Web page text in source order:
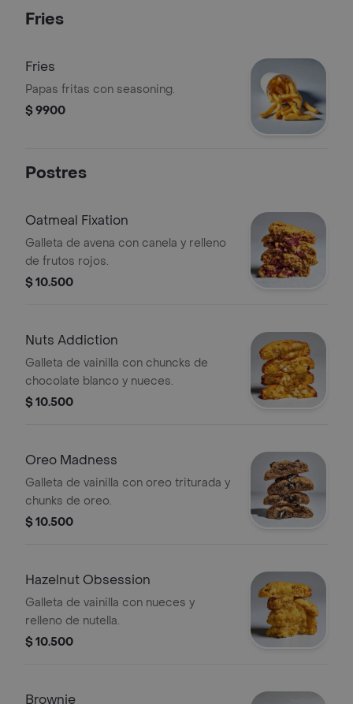
Fries
Fries
Papas fritas con seasoning.
$ 9900
Postres
Oatmeal Fixation
Galleta de avena con canela y relleno
de frutos rojos.
$ 10.500
Nuts Addiction
Galleta de vainilla con chuncks de
chocolate blanco y nueces.
$ 10.500
Oreo Madness
Galleta de vainilla con oreo triturada y
chunks de oreo.
$ 10.500
Hazelnut Obsession
Galleta de vainilla con nueces y
relleno de nutella.
$ 10.500
Brownie